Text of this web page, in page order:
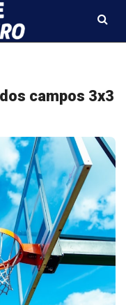
campos 3x3